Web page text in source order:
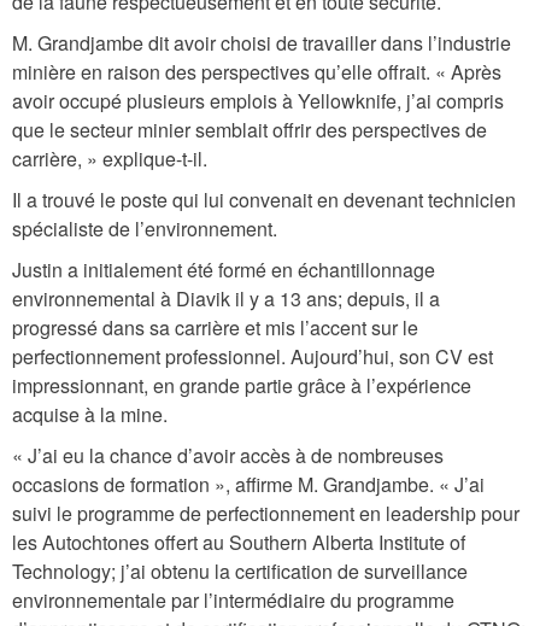
M. Grandjambe dit avoir choisi de travailler dans l’industrie
minière en raison des perspectives qu’elle offrait. « Après
avoir occupé plusieurs emplois à Yellowknife, j’ai compris
que le secteur minier semblait offrir des perspectives de
carrière, » explique-t-il.
Il a trouvé le poste qui lui convenait en devenant technicien
spécialiste de l’environnement.
Justin a initialement été formé en échantillonnage
environnemental à Diavik il y a 13 ans; depuis, il a
progressé dans sa carrière et mis l’accent sur le
perfectionnement professionnel. Aujourd’hui, son CV est
impressionnant, en grande partie grâce à l’expérience
acquise à la mine.
« J’ai eu la chance d’avoir accès à de nombreuses
occasions de formation », affirme M. Grandjambe. « J’ai
suivi le programme de perfectionnement en leadership pour
les Autochtones offert au Southern Alberta Institute of
Technology; j’ai obtenu la certification de surveillance
environnementale par l’intermédiaire du programme